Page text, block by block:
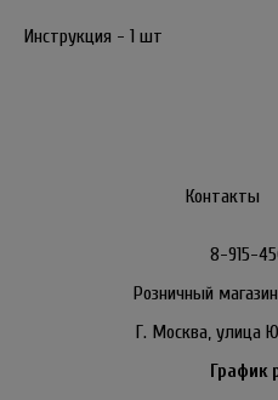
Инструкция - 1 шт
Контакты
8-915-
Розничный
Г. Москва, улица
График